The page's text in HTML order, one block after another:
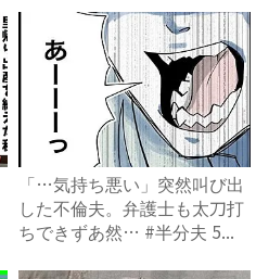
「…気持ち悪い」突然叫び出
した不倫夫。弁護士も太刀打
ちできずあ然… #半分夫 5...